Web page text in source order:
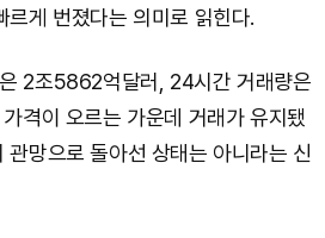
르게 번졌다는 의미로 읽힌다.
2조5862억달러, 24시간 거래량은
격이 오르는 가운데 거래가 유지됐
관망으로 돌아선 상태는 아니라는 신